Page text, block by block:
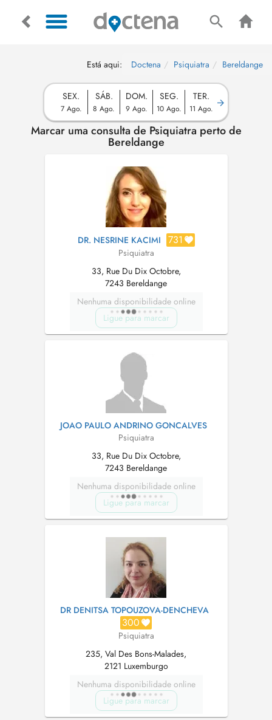
Está aqui: Doctena Psiquiatra Bereldange
SEX.
7 Ago.
SÁB.
8 Ago.
DOM.
9 Ago.
SEG.
10 Ago.
TER.
11 Ago.
Marcar uma consulta de Psiquiatra perto de
Bereldange
DR. NESRINE KACIMI 731
Psiquiatra
33, Rue Du Dix Octobre,
7243 Bereldange
Nenhuma disponibilidade online
Ligue para marcar
JOAO PAULO ANDRINO GONCALVES
Psiquiatra
33, Rue Du Dix Octobre,
7243 Bereldange
Nenhuma disponibilidade online
Ligue para marcar
DR DENITSA TOPOUZOVA-DENCHEVA
300
Psiquiatra
235, Val Des Bons-Malades,
2121 Luxemburgo
Nenhuma disponibilidade online
Ligue para marcar